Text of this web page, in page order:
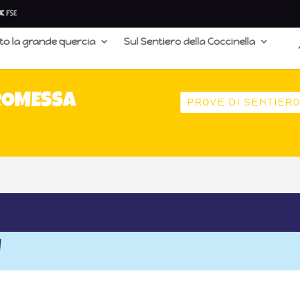
la grande quercia Sul Sentiero della Coccinella
PROVE DI SENTIERO